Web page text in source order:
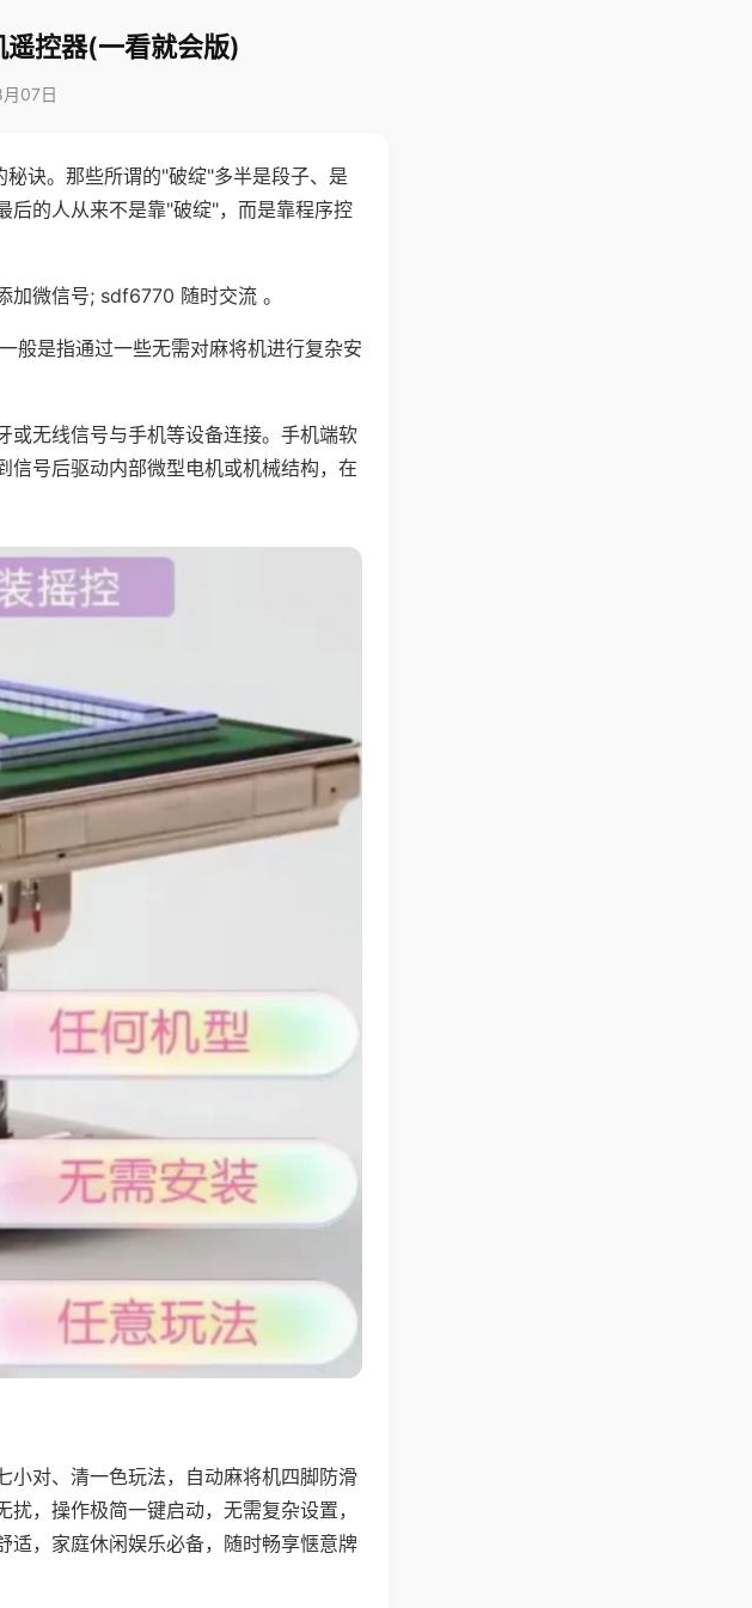
遥控器(一看就会版)
07日
诀。那些所谓的"破绽"多半是段子、是
后的人从来不是靠"破绽"，而是靠程序控
加微信号; sdf6770 随时交流 。
般是指通过一些无需对麻将机进行复杂安
或无线信号与手机等设备连接。手机端软
信号后驱动内部微型电机或机械结构，在
小对、清一色玩法，自动麻将机四脚防滑
，操作极简一键启动，无需复杂设置，
适，家庭休闲娱乐必备，随时畅享惬意牌